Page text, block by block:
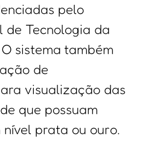
pelo
de Tecnologia da
sistema também
de
visualização das
que possuam
prata ou ouro.